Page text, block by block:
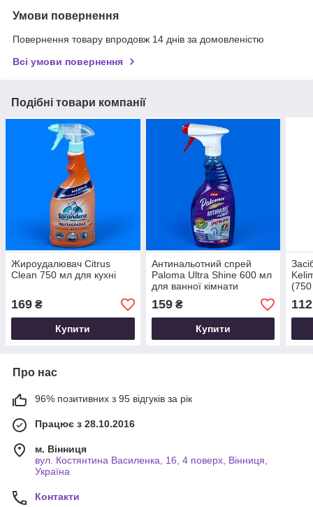
Умови повернення
Повернення товару впродовж 14 днів за домовленістю
Всі умови повернення
Подібні товари компанії
Жироудалювач Citrus
Clean 750 мл для кухні
169 ₴
Купити
Антинальотний спрей
Paloma Ultra Shine 600 мл
для ванної кімнати
159₴
Купити
112
Про нас
96% позитивних з 95 відгуків за рік
Працює з 28.10.2016
м. Вінниця
вул. Костянтина Василенка, 16, 4 поверх, Вінниця,
Україна
Контакти